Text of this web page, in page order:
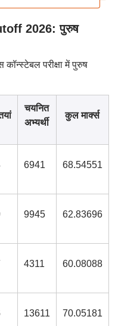
2026: पुरुष
कॉन्स्टेबल परीक्षा में पुरुष
चयनित
अभ्यर्थी
कुल मार्क्स
6941 68.54551
9945 62.83696
4311 60.08088
13611 70.05181